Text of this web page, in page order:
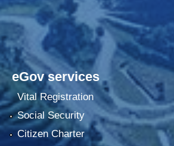
eGov services
Vital Registration
Social Security
Citizen Charter